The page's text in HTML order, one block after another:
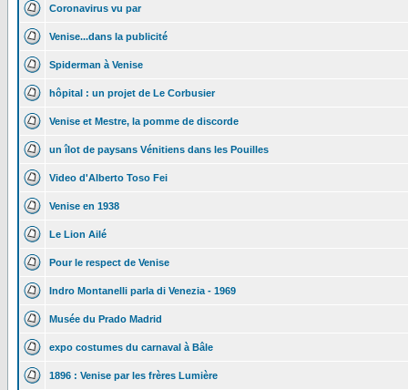
Coronavirus vu par
Venise...dans la publicité
Spiderman à Venise
hôpital : un projet de Le Corbusier
Venise et Mestre, la pomme de discorde
un îlot de paysans Vénitiens dans les Pouilles
Video d'Alberto Toso Fei
Venise en 1938
Le Lion Ailé
Pour le respect de Venise
Indro Montanelli parla di Venezia - 1969
Musée du Prado Madrid
expo costumes du carnaval à Bâle
1896 : Venise par les frères Lumière